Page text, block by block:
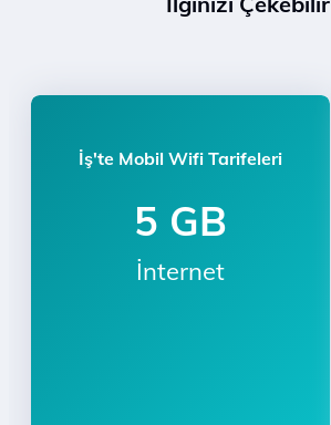
İş'te Mobil Wifi Tarifeleri
5 GB
İnternet